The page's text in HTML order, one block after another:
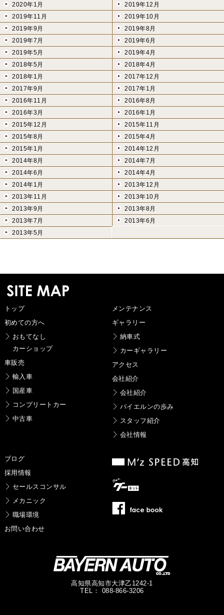
2020年1月
2019年12月
2019年11月
2019年10月
2019年9月
2019年8月
2019年7月
2019年6月
2019年5月
2019年4月
2018年5月
2018年4月
2018年1月
2017年12月
2017年9月
2017年1月
2016年11月
2016年8月
2016年3月
2016年1月
2015年12月
2015年11月
2015年8月
2015年4月
2015年1月
2014年12月
2014年8月
2014年7月
2014年6月
2014年4月
2014年1月
2013年12月
2013年11月
2013年10月
2013年9月
2013年8月
2013年7月
2013年6月
2013年5月
トップ
初めての方へ
おもてなし
カーショップ
車販売
輸入車
国産車
コンプリートカー
中古車
メンテナンス
ギャラリー
納車式
カーギャラリー
アクセス
会社紹介
会社紹介
バイエルンの歩み
スタッフ紹介
会社情報
ブログ
採用情報
セールスコンサル
メカニック
職場環境
お問い合わせ
高知県高知市大津乙1242-1
TEL： 088-866-3206